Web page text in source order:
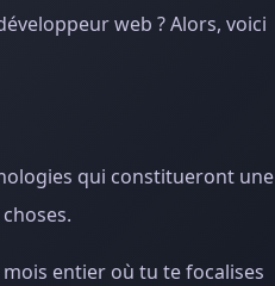
web ? Alors, voici
qui constitueront une
entier où tu te focalises